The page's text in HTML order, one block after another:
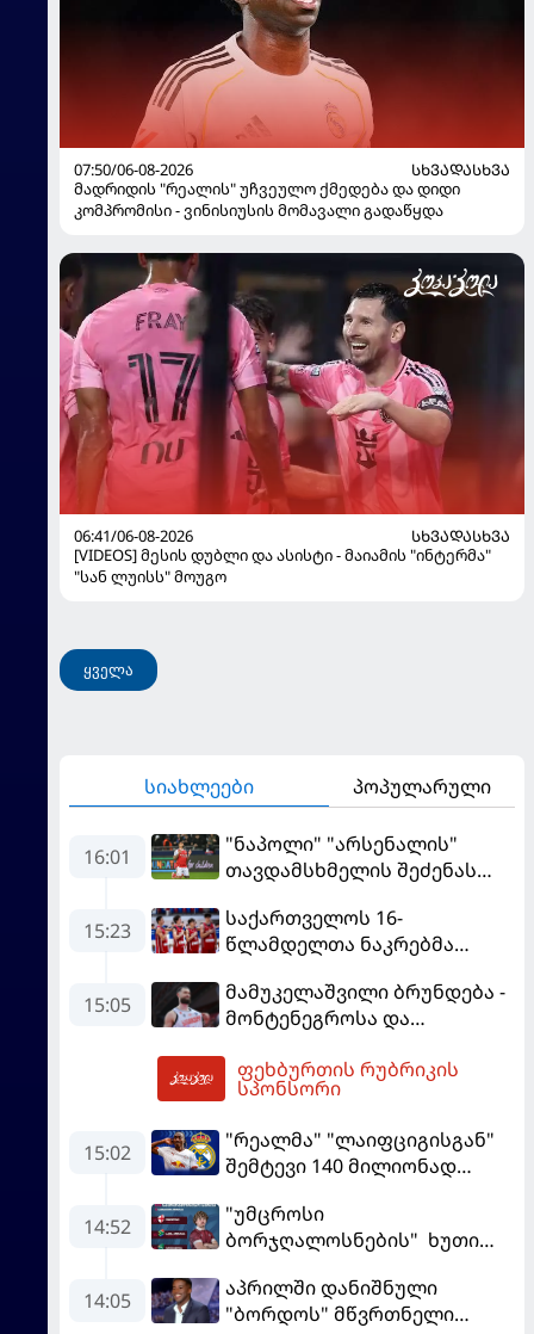
07:50/06-08-2026
ᲡᲮᲕᲐᲓᲐᲡᲮᲕᲐ
მადრიდის "რეალის" უჩვეულო ქმედება და დიდი
კომპრომისი - ვინისიუსის მომავალი გადაწყდა
06:41/06-08-2026
ᲡᲮᲕᲐᲓᲐᲡᲮᲕᲐ
[VIDEOS] მესის დუბლი და ასისტი - მაიამის "ინტერმა"
"სან ლუისს" მოუგო
ყველა
სიახლეები პოპულარული
16:01
"ნაპოლი" "არსენალის"
თავდამსხმელის შეძენას
15:23
საქართველოს 16-
წლამდელთა ნაკრებმა
მარცხით გახსნა
15:05
მამუკელაშვილი ბრუნდება -
მონტენეგროსა და
მატჩებისთვის საქართველო
მზადებას 15
ფეხბურთის რუბრიკის
სპონსორი
15:02
"რეალმა" "ლაიფციგისგან"
შემტევი 140 მილიონად
14:52
"უმცროსი
ბორჯღალოსნების" ხუთი
14:05
აპრილში დანიშნული
"ბორდოს" მწვრთნელი